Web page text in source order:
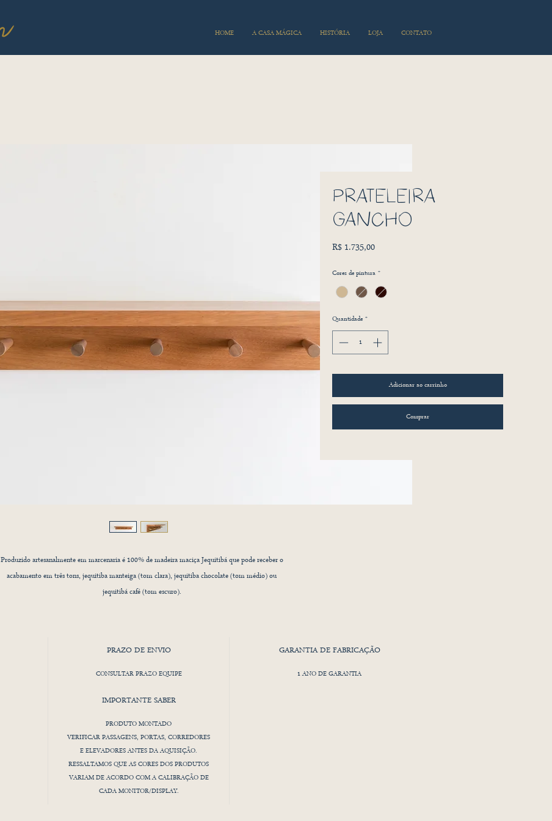
HOME A CASA MÁGICA HISTÓRIA LOJA CONTATO
PRATELEIRA
GANCHO
R$ 1.735,00Preço
Cores de pintura *
Quantidade *
Adicionar ao carrinho
Comprar
Produzido artesanalmente em marcenaria é 100% de madeira maciça Jequitibá que pode receber o
acabamento em três tons, jequitiba manteiga (tom clara), jequitiba chocolate (tom médio) ou
jequitibá café (tom escuro).
parafusos, o que aumenta a durabilidade do produto.
Desenho autoral registrado no INPI.
Orgulho de ser 100% Brasileiro!
PRAZO DE ENVIO
CONSULTAR PRAZO EQUIPE
GARANTIA DE FABRICAÇÃO
1 ANO DE GARANTIA
IMPORTANTE SABER
PRODUTO MONTADO
VERIFICAR PASSAGENS, PORTAS, CORREDORES
E ELEVADORES ANTES DA AQUISIÇÃO.
RESSALTAMOS QUE AS CORES DOS PRODUTOS
VARIAM DE ACORDO COM A CALIBRAÇÃO DE
CADA MONITOR/DISPLAY.